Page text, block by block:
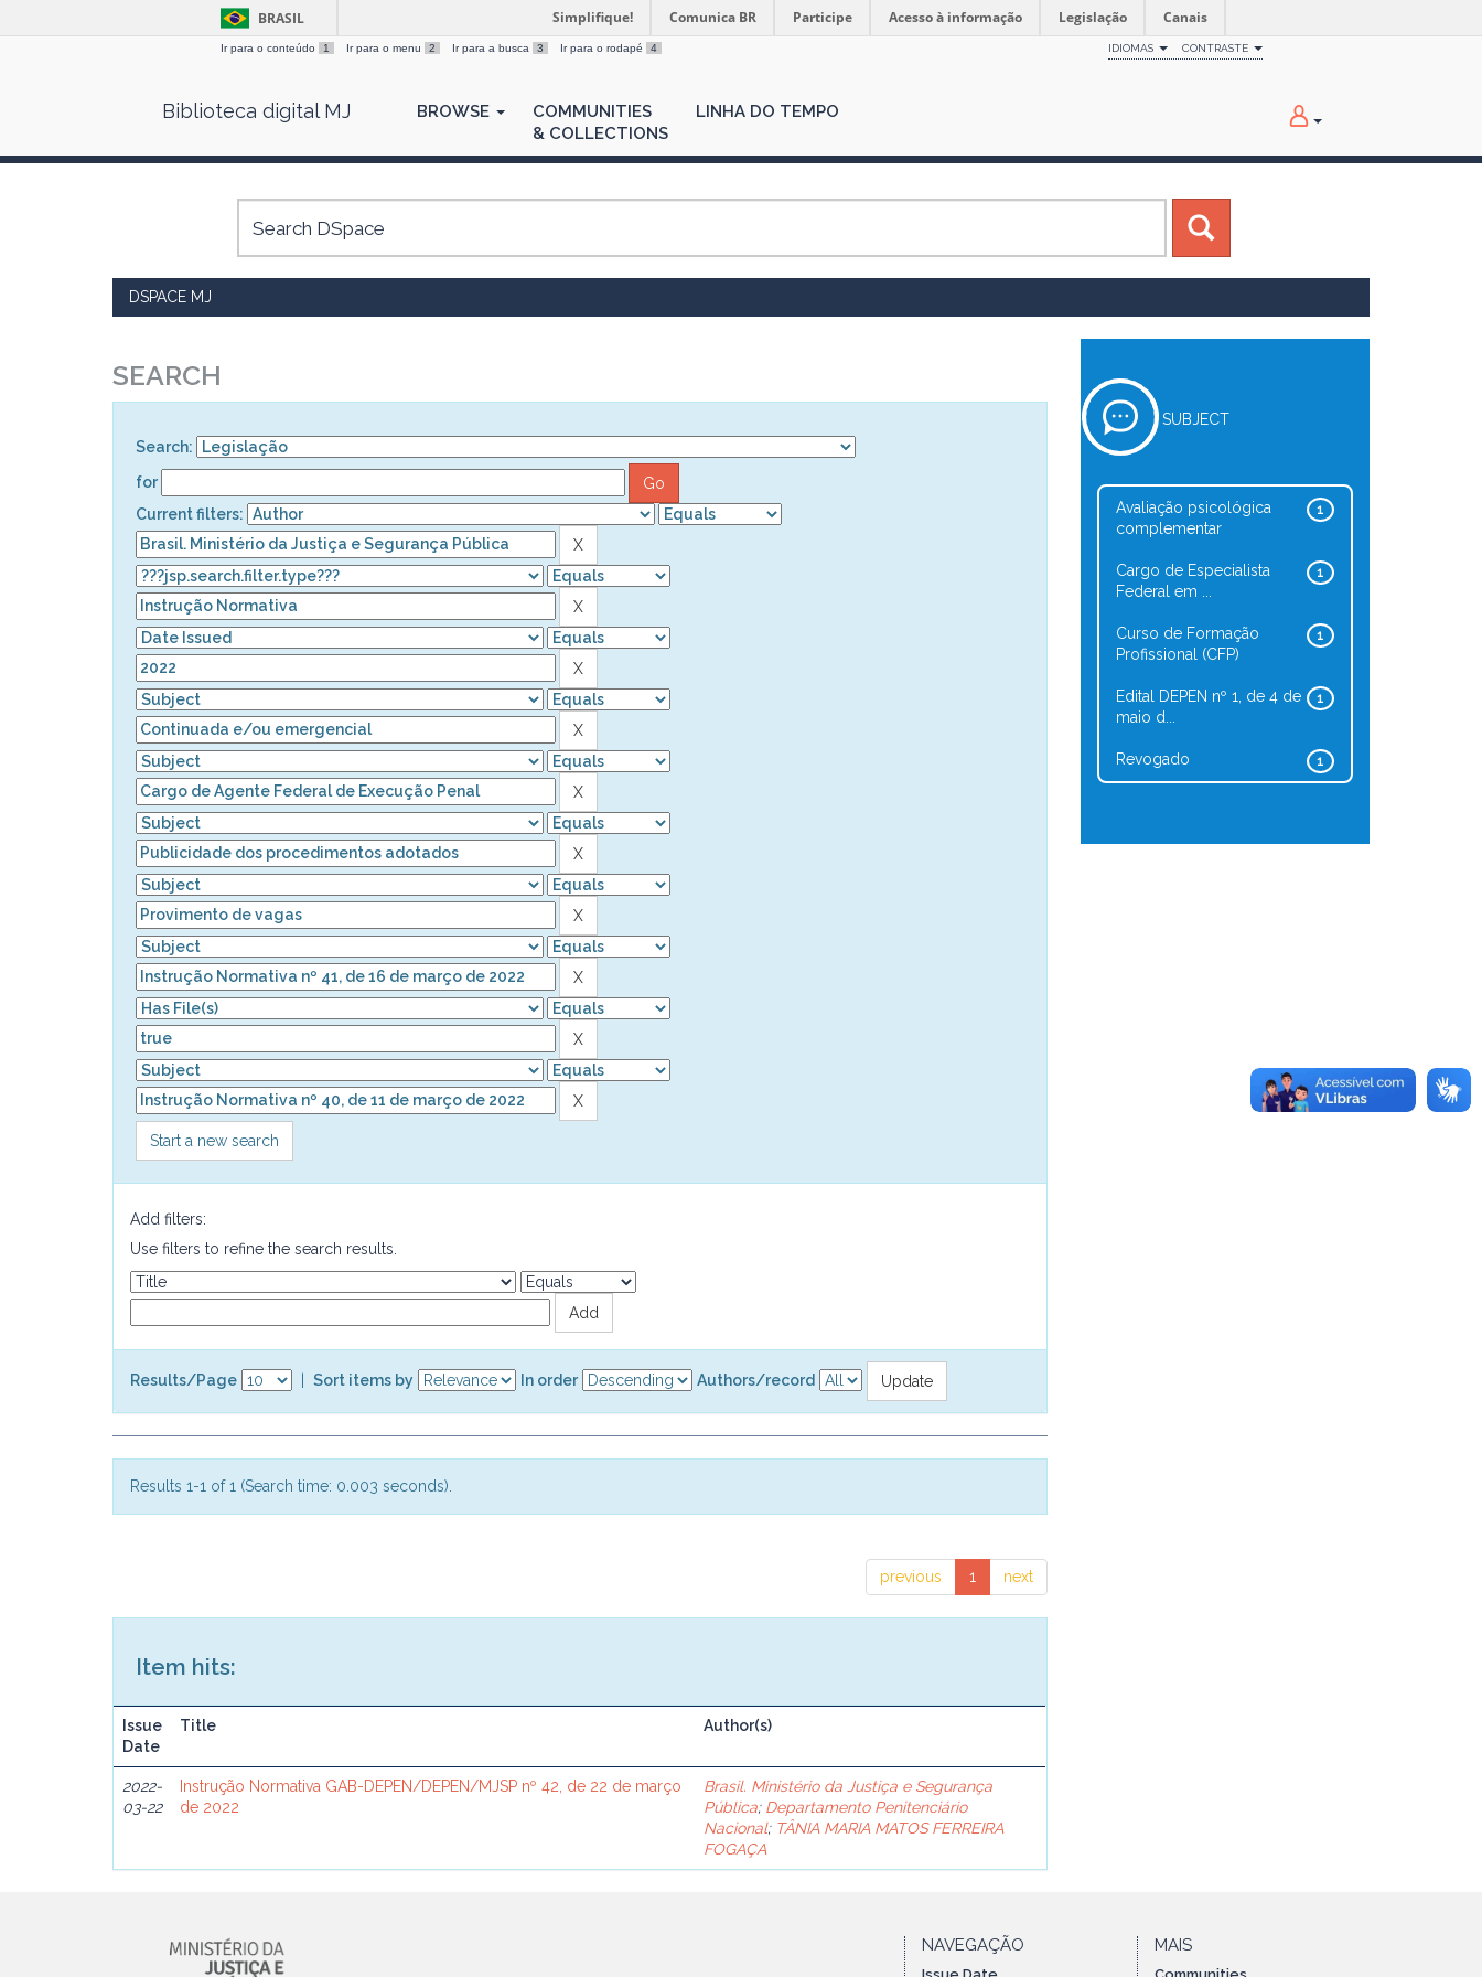
BRASIL Simplifique! Comunica BR Participe Acesso à informação Legislação Canais
Ir para o conteúdo 1 Ir para o menu 2 Ir para a busca 3 Ir para o rodapé 4 IDIOMAS CONTRASTE
Biblioteca digital MJ BROWSE
COMMUNITIES
& COLLECTIONS
LINHA DO TEMPO
DSPACE MJ
SEARCH
Search:
for
Current filters:
Start a new search
Add filters:
Use filters to refine the search results.
Results/Page Sort items by In order Authors/record
Results 1-1 of 1 (Search time: 0.003 seconds).
previous 1 next
Item hits:
Issue
Date
Title Author(s)
2022-
03-22
Instrução Normativa GAB-DEPEN/DEPEN/MJSP nº 42, de 22 de março
de 2022
Brasil. Ministério da Justiça e Segurança
Pública; Departamento Penitenciário
Nacional; TÂNIA MARIA MATOS FERREIRA
FOGAÇA
SUBJECT
1
Avaliação psicológica
complementar
1
Cargo de Especialista
Federal em ...
1
Curso de Formação
Profissional (CFP)
1
Edital DEPEN nº 1, de 4 de
maio d...
1
Revogado
NAVEGAÇÃO MAIS